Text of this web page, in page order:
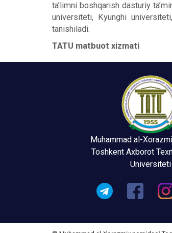
ta’limni boshqarish dasturiy
universiteti, Kyunghi
tanishiladi.
TATU matbuot xizmati
Muhammad al-
Toshkent Axborot
Universiteti